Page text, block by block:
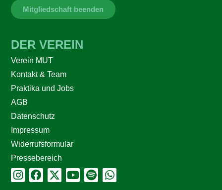
Mitgliedschaft beenden
DER VEREIN
Verein MUT
Kontakt & Team
Praktika und Jobs
AGB
Datenschutz
Impressum
Widerrufsformular
Pressebereich